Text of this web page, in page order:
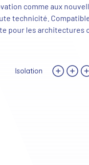
comme aux
technicité.
pour les architectures
Isolation